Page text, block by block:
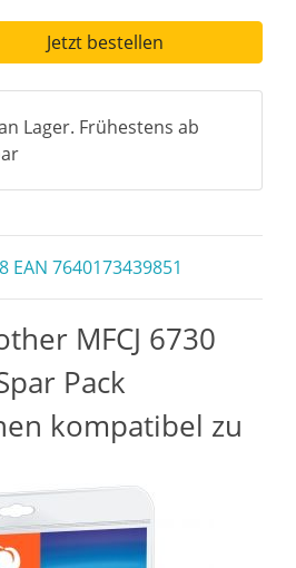
Jetzt bestellen
Lager. Frühestens ab
EAN 7640173439851
MFCJ 6730
Pack
kompatibel zu